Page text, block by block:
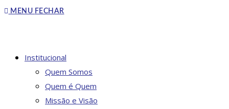
MENU FECHAR
Institucional
Quem Somos
Quem é Quem
Missão e Visão